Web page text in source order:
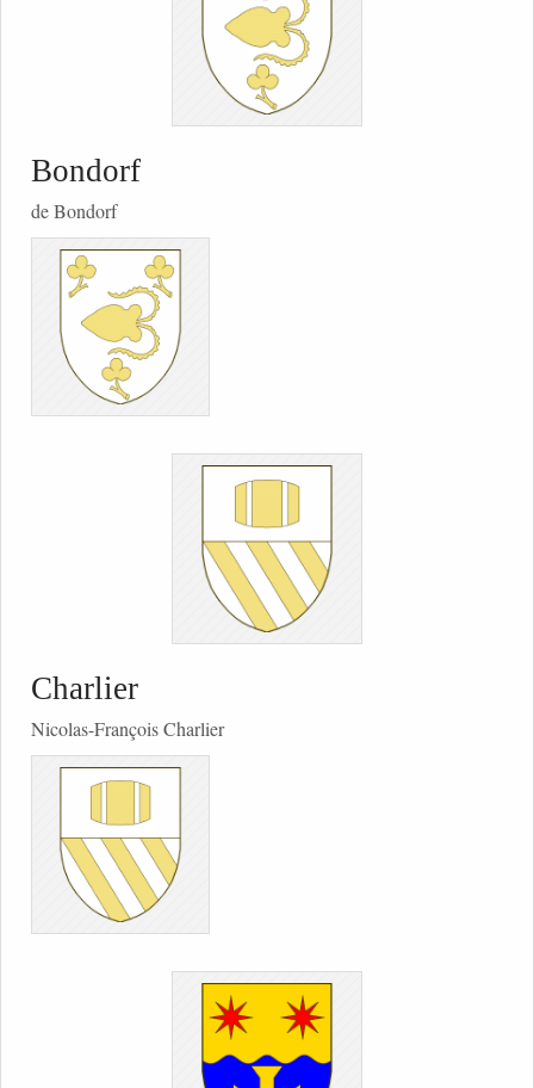
Bondorf
de Bondorf
Charlier
Nicolas-François Charlier